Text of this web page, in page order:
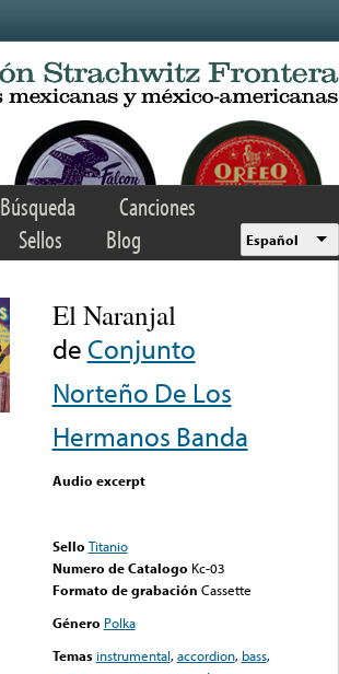
Búsqueda
Canciones
Sellos Blog Español
El Naranjal
de Conjunto
Norteño De Los
Hermanos Banda
Audio excerpt
Sello Titanio
Numero de Catalogo Kc-03
Formato de grabación Cassette
Género Polka
Temas instrumental,accordion, bass,